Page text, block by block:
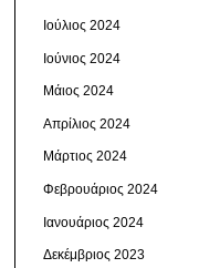
Ιούλιος 2024
Ιούνιος 2024
Μάιος 2024
Απρίλιος 2024
Μάρτιος 2024
Φεβρουάριος 2024
Ιανουάριος 2024
Δεκέμβριος 2023